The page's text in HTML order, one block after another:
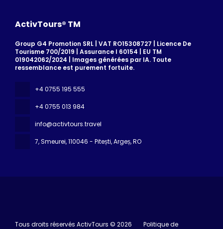
ActivTours® TM
Group G4 Promotion SRL | VAT RO15308727 | Licence De
Tourisme 700/2019 | Assurance I 60154 | EU TM
019042062/2024 | Images générées par IA. Toute
ressemblance est purement fortuite.
+4 0755 195 555
+4 0755 013 984
info@activtours.travel
7, Smeurei, 110046 - Pitești, Argeș, RO
Tous droits réservés ActivTours © 2026
Politique de